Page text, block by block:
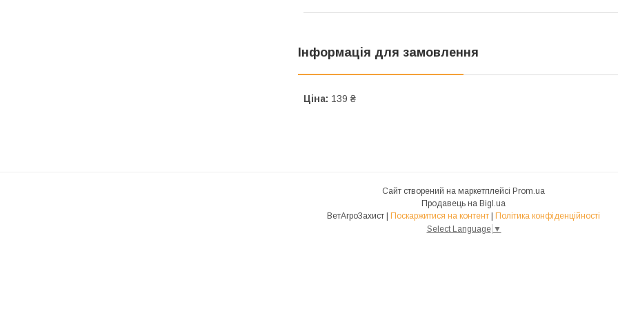
Інформація для замовлення
Ціна: 139 ₴
Сайт створений на маркетплейсі Prom.ua
Продавець на Bigl.ua
Поскаржитися на контент
Політика конфіденційності
Select Language ▼